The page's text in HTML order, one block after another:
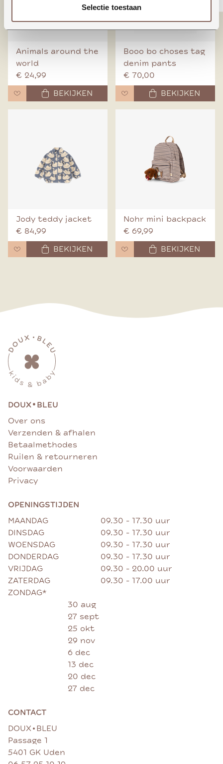
Selectie toestaan
Animals around the
world
€ 24,99
BEKIJKEN
Booo bo choses tag
denim pants
€ 70,00
BEKIJKEN
Jody teddy jacket
€ 84,99
BEKIJKEN
Nohr mini backpack
€ 69,99
BEKIJKEN
DOUX• BLEU
Over ons
Verzenden & afhalen
Betaalmethodes
Ruilen & retourneren
Voorwaarden
Privacy
OPENINGSTIJDEN
MAANDAG
09.30 - 17.30 uur
DINSDAG
09.30 - 17.30 uur
WOENSDAG
09.30 - 17.30 uur
DONDERDAG
09.30 - 17.30 uur
VRIJDAG
09.30 - 20.00 uur
ZATERDAG
09.30 - 17.00 uur
ZONDAG*
30 aug
27 sept
25 okt
29 nov
6 dec
13 dec
20 dec
27 dec
CONTACT
DOUX • BLEU
Passage 1
5401 GK Uden